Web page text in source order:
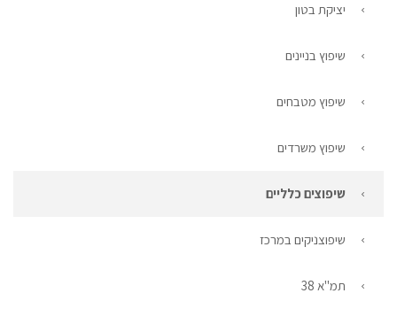
יציקת בטון
שיפוץ בניינים
שיפוץ מטבחים
שיפוץ משרדים
שיפוצים כלליים
שיפוצניקים במרכז
תמ"א 38